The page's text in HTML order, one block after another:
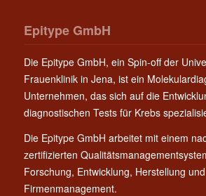
Epitype GmbH
Die Epitype GmbH, ein Spin-off der
Frauenklinik in Jena, ist ein
Unternehmen, das sich auf die
diagnostischen Tests für Krebs
Die Epitype GmbH arbeitet mit einem
zertifizierten
Forschung, Entwicklung, Herstellung
Firmenmanagement.